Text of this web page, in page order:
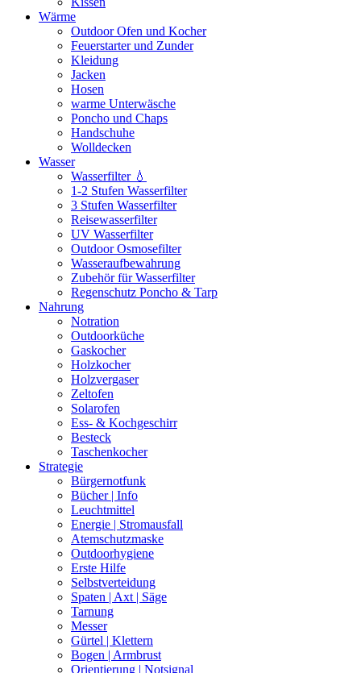
Wärme
Outdoor Ofen und Kocher
Feuerstarter und Zunder
Kleidung
Jacken
Hosen
warme Unterwäsche
Poncho und Chaps
Handschuhe
Wolldecken
Wasser
Wasserfilter 💧
1-2 Stufen Wasserfilter
3 Stufen Wasserfilter
Reisewasserfilter
UV Wasserfilter
Outdoor Osmosefilter
Wasseraufbewahrung
Zubehör für Wasserfilter
Regenschutz Poncho & Tarp
Nahrung
Notration
Outdoorküche
Gaskocher
Holzkocher
Holzvergaser
Zeltofen
Solarofen
Ess- & Kochgeschirr
Besteck
Taschenkocher
Strategie
Bürgernotfunk
Bücher | Info
Leuchtmittel
Energie | Stromausfall
Atemschutzmaske
Outdoorhygiene
Erste Hilfe
Selbstverteidung
Spaten | Axt | Säge
Tarnung
Messer
Gürtel | Klettern
Bogen | Armbrust
Orientierung | Notsignal